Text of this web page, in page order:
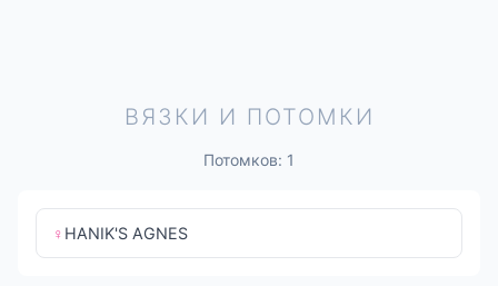
ВЯЗКИ И ПОТОМКИ
Потомков: 1
♀ HANIK'S AGNES